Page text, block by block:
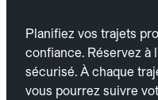
Planifiez vos trajets
confiance. Réservez à
sécurisé. À chaque
vous pourrez suivre